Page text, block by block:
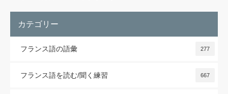
カテゴリー
フランス語の語彙 277
フランス語を読む/聞く練習 667